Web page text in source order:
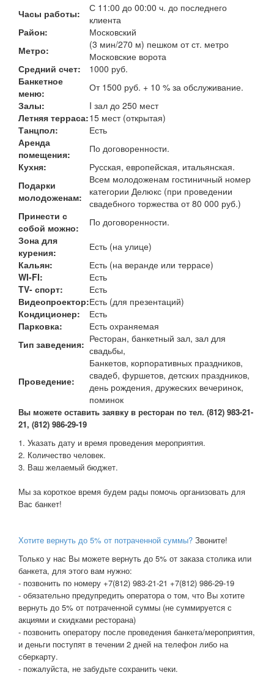
Часы работы:
С 11:00 до 00:00 ч. до последнего
клиента
Район:
Московский
Метро:
(3 мин/270 м) пешком от ст. метро
Московские ворота
Средний счет:
1000 руб.
Банкетное
меню:
От 1500 руб. + 10 % за обслуживание.
Залы:
I зал до 250 мест
Летняя терраса:15 мест (открытая)
Танцпол:
Есть
Аренда
помещения:
По договоренности.
Кухня:
Русская, европейская, итальянская.
Подарки
молодоженам:
Всем молодоженам гостиничный номер
категории Делюкс (при проведении
свадебного торжества от 80 000 руб.)
Принести с
собой можно:
По договоренности.
Зона для
курения:
Есть (на улице)
Кальян:
Есть (на веранде или террасе)
WI-FI:
Есть
TV- спорт:
Есть
Видеопроектор:Есть (для презентаций)
Кондиционер:
Есть
Парковка:
Есть охраняемая
Тип заведения: Ресторан, банкетный зал, зал для
свадьбы,
Проведение:
Банкетов, корпоративных праздников,
свадеб, фуршетов, детских праздников,
день рождения, дружеских вечеринок,
поминок
Вы можете оставить заявку в ресторан по тел. (812) 983-21-
21, (812) 986-29-19
1. Указать дату и время проведения мероприятия.
2. Количество человек.
3. Ваш желаемый бюджет.
Мы за короткое время будем рады помочь организовать для
Вас банкет!
Хотите вернуть до 5% от потраченной суммы? Звоните!
Только у нас Вы можете вернуть до 5% от заказа столика или
банкета, для этого вам нужно:
- позвонить по номеру +7(812) 983-21-21 +7(812) 986-29-19
- обязательно предупредить оператора о том, что Вы хотите
вернуть до 5% от потраченной суммы (не суммируется с
акциями и скидками ресторана)
- позвонить оператору после проведения банкета/мероприятия,
и деньги поступят в течении 2 дней на телефон либо на
сберкарту.
- пожалуйста, не забудьте сохранить чеки.